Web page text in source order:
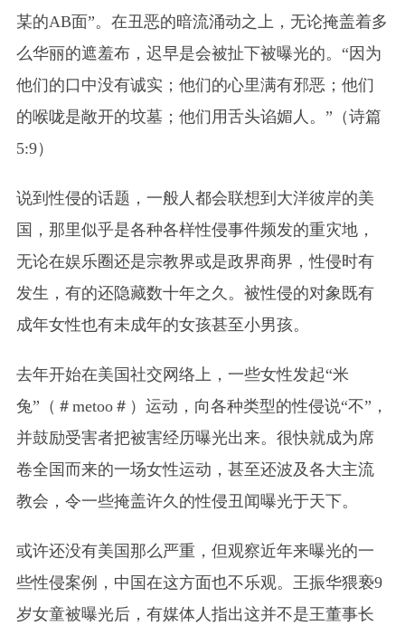
某的AB面”。在丑恶的暗流涌动之上，无论掩盖着多
么华丽的遮羞布，迟早是会被扯下被曝光的。“因为
他们的口中没有诚实；他们的心里满有邪恶；他们
的喉咙是敞开的坟墓；他们用舌头谄媚人。”（诗篇
5:9）
说到性侵的话题，一般人都会联想到大洋彼岸的美
国，那里似乎是各种各样性侵事件频发的重灾地，
无论在娱乐圈还是宗教界或是政界商界，性侵时有
发生，有的还隐藏数十年之久。被性侵的对象既有
成年女性也有未成年的女孩甚至小男孩。
去年开始在美国社交网络上，一些女性发起“米
兔”（＃metoo＃）运动，向各种类型的性侵说“不”，
并鼓励受害者把被害经历曝光出来。很快就成为席
卷全国而来的一场女性运动，甚至还波及各大主流
教会，令一些掩盖许久的性侵丑闻曝光于天下。
或许还没有美国那么严重，但观察近年来曝光的一
些性侵案例，中国在这方面也不乐观。王振华猥亵9
岁女童被曝光后，有媒体人指出这并不是王董事长